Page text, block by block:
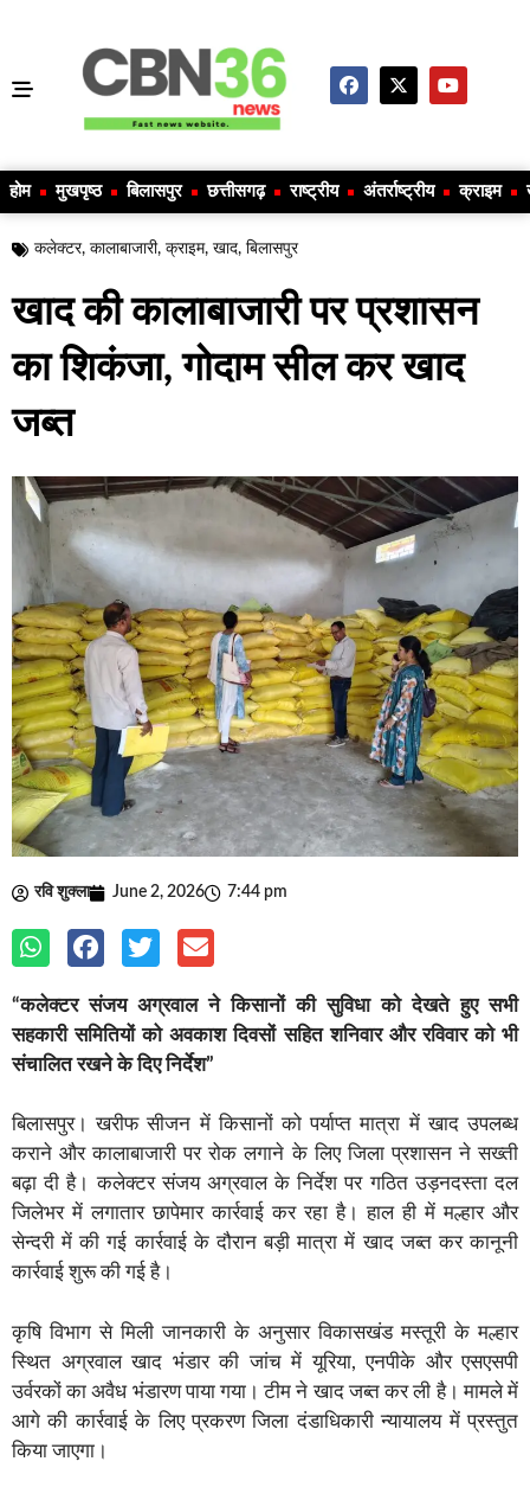
होम मुखपृष्ठ बिलासपुर छत्तीसगढ़ राष्ट्रीय अंतर्राष्ट्रीय क्राइम
कलेक्टर, कालाबाजारी, क्राइम, खाद, बिलासपुर
खाद की कालाबाजारी पर प्रशासन
का शिकंजा, गोदाम सील कर खाद
जब्त
रवि शुक्ला June 2, 2026 7:44 pm
“कलेक्टर संजय अग्रवाल ने किसानों की सुविधा को देखते हुए सभी
सहकारी समितियों को अवकाश दिवसों सहित शनिवार और रविवार को भी
संचालित रखने के दिए निर्देश”
बिलासपुर। खरीफ सीजन में किसानों को पर्याप्त मात्रा में खाद उपलब्ध
कराने और कालाबाजारी पर रोक लगाने के लिए जिला प्रशासन ने सख्ती
बढ़ा दी है। कलेक्टर संजय अग्रवाल के निर्देश पर गठित उड़नदस्ता दल
जिलेभर में लगातार छापेमार कार्रवाई कर रहा है। हाल ही में मल्हार और
सेन्दरी में की गई कार्रवाई के दौरान बड़ी मात्रा में खाद जब्त कर कानूनी
कार्रवाई शुरू की गई है।
कृषि विभाग से मिली जानकारी के अनुसार विकासखंड मस्तूरी के मल्हार
स्थित अग्रवाल खाद भंडार की जांच में यूरिया, एनपीके और एसएसपी
उर्वरकों का अवैध भंडारण पाया गया। टीम ने खाद जब्त कर ली है। मामले में
आगे की कार्रवाई के लिए प्रकरण जिला दंडाधिकारी न्यायालय में प्रस्तुत
किया जाएगा।